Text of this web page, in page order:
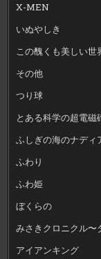
X-MEN
いぬやしき
この醜くも美しい世
その他
つり球
とある科学の超電磁
ふしぎの海のナディ
ふわり
ふわ姫
ぼくらの
みさきクロニクル〜
アイアンキング